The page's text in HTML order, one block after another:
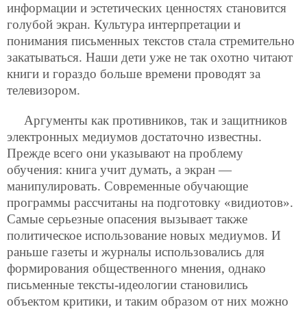
информации и эстетических ценностях становится
голубой экран. Культура интерпретации и
понимания письменных текстов стала стремительно
закатываться. Наши дети уже не так охотно читают
книги и гораздо больше времени проводят за
телевизором.
Аргументы как противников, так и защитников
электронных медиумов достаточно известны.
Прежде всего они указывают на проблему
обучения: книга учит думать, а экран —
манипулировать. Современные обучающие
программы рассчитаны на подготовку «видиотов».
Самые серьезные опасения вызывает также
политическое использование новых медиумов. И
раньше газеты и журналы использовались для
формирования общественного мнения, однако
письменные тексты-идеологии становились
объектом критики, и таким образом от них можно